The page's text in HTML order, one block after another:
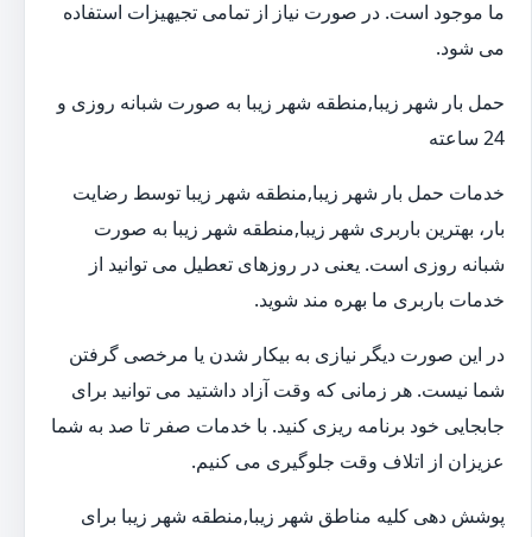
ما موجود است. در صورت نیاز از تمامی تجیهیزات استفاده
می شود.
حمل بار شهر زیبا,منطقه شهر زیبا به صورت شبانه روزی و
24 ساعته
خدمات حمل بار شهر زیبا,منطقه شهر زیبا توسط رضایت
بار، بهترین باربری شهر زیبا,منطقه شهر زیبا به صورت
شبانه روزی است. یعنی در روزهای تعطیل می توانید از
خدمات باربری ما بهره مند شوید.
در این صورت دیگر نیازی به بیکار شدن یا مرخصی گرفتن
شما نیست. هر زمانی که وقت آزاد داشتید می توانید برای
جابجایی خود برنامه ریزی کنید. با خدمات صفر تا صد به شما
عزیزان از اتلاف وقت جلوگیری می کنیم.
پوشش دهی کلیه مناطق شهر زیبا,منطقه شهر زیبا برای